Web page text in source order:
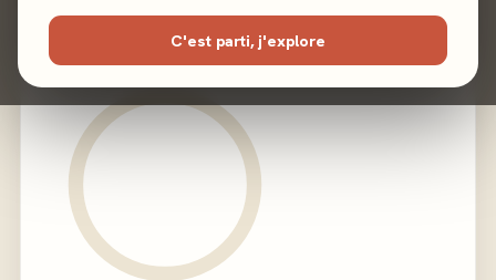
C'est parti, j'explore